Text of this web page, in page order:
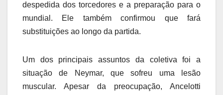
despedida dos torcedores e a preparação para o
mundial. Ele também confirmou que fará
substituições ao longo da partida.
Um dos principais assuntos da coletiva foi a
situação de Neymar, que sofreu uma lesão
muscular. Apesar da preocupação, Ancelotti